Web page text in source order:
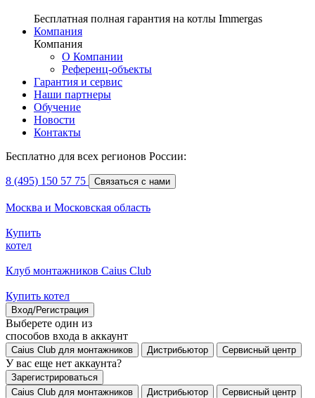
Бесплатная полная гарантия на котлы Immergas
Компания
Компания
О Компании
Референц-объекты
Гарантия и сервис
Наши партнеры
Обучение
Новости
Контакты
Бесплатно для всех регионов России:
8 (495) 150 57 75 Связаться с нами
Москва и Московская область
Купить
котел
Клуб монтажников Caius Club
Купить котел
Вход/Регистрация
Выберете один из
способов входа в аккаунт
Caius Club для монтажников Дистрибьютор Сервисный центр
У вас еще нет аккаунта?
Зарегистрироваться
Caius Club для монтажников
Дистрибьютор
Сервисный центр